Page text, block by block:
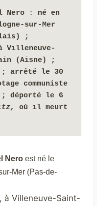
Nero :
né en
sur-Mer
;
Villeneuve-
(Aisne) ;
; arrêté le 30
communiste
; déporté le 6
où il meurt
Nero est né le
Mer (Pas-de-
, à Villeneuve-Saint-